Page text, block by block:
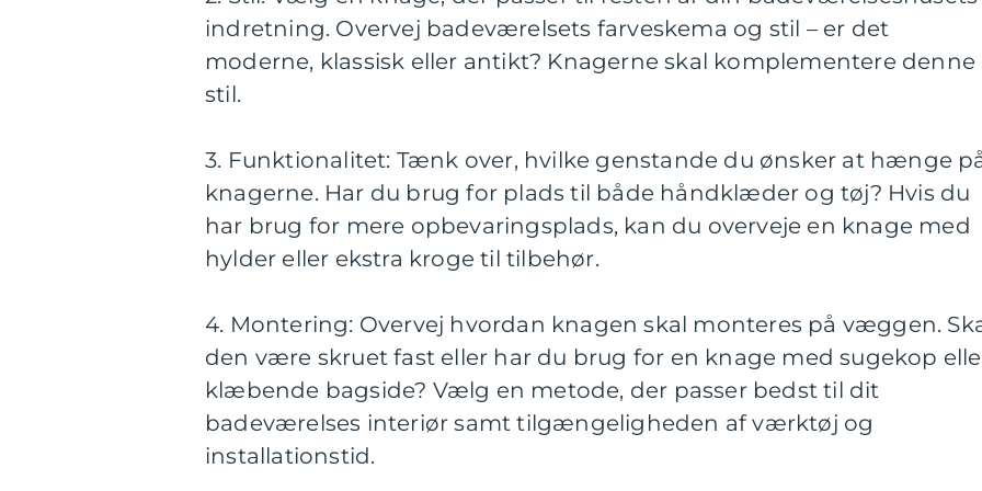
indretning. Overvej badeværelsets farveskema og stil – er det
moderne, klassisk eller antikt? Knagerne skal komplementere denne
stil.
3. Funktionalitet: Tænk over, hvilke genstande du ønsker at hænge
knagerne. Har du brug for plads til både håndklæder og tøj? Hvis du
har brug for mere opbevaringsplads, kan du overveje en knage med
hylder eller ekstra kroge til tilbehør.
4. Montering: Overvej hvordan knagen skal monteres på væggen.
den være skruet fast eller har du brug for en knage med sugekop
klæbende bagside? Vælg en metode, der passer bedst til dit
badeværelses interiør samt tilgængeligheden af værktøj og
installationstid.